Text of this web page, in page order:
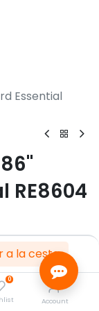
a la cesta
0
Account
Essential
RE8604
IPS